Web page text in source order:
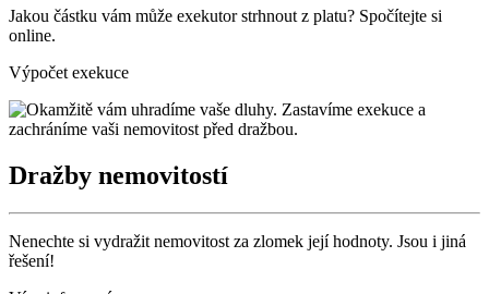
Jakou částku vám může exekutor strhnout z platu? Spočítejte si
online.
Výpočet exekuce
Dražby nemovitostí
Nenechte si vydražit nemovitost za zlomek její hodnoty. Jsou i jiná
řešení!